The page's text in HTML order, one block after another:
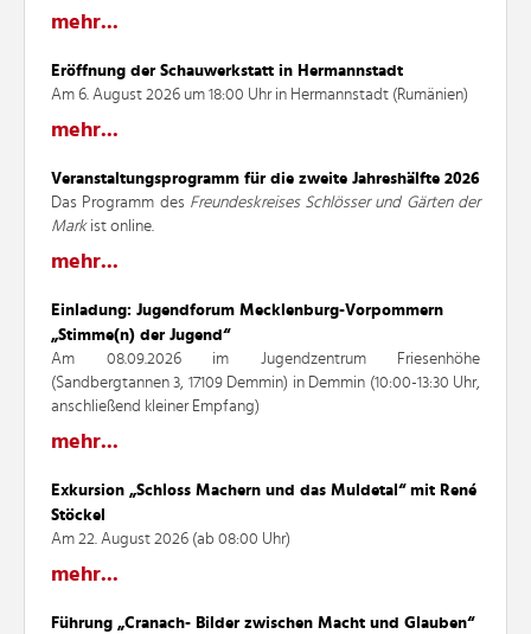
mehr...
Eröffnung der Schauwerkstatt in Hermannstadt
Am 6. August 2026 um 18:00 Uhr in Hermannstadt (Rumänien)
mehr...
Veranstaltungsprogramm für die zweite Jahreshälfte 2026
Das Programm des Freundeskreises Schlösser und Gärten der
Markist online.
mehr...
Einladung: Jugendforum Mecklenburg-Vorpommern
„Stimme(n) der Jugend“
Am 08.09.2026 im Jugendzentrum Friesenhöhe
(Sandbergtannen 3, 17109 Demmin) in Demmin (10:00-13:30 Uhr,
anschließend kleiner Empfang)
mehr...
Exkursion „Schloss Machern und das Muldetal“ mit René
Stöckel
Am 22. August 2026 (ab 08:00 Uhr)
mehr...
Führung „Cranach- Bilder zwischen Macht und Glauben“